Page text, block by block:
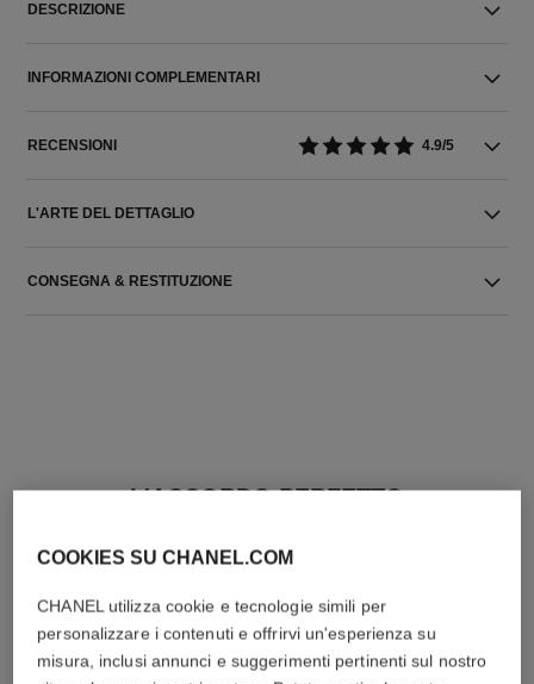
DESCRIZIONE
INFORMAZIONI COMPLEMENTARI
RECENSIONI 4.9/5
L'ARTE DEL DETTAGLIO
CONSEGNA & RESTITUZIONE
L'ACCORDO PERFETTO
COOKIES SU CHANEL.COM
CHANEL utilizza cookie e tecnologie simili per
personalizzare i contenuti e offrirvi un'esperienza su
misura, inclusi annunci e suggerimenti pertinenti sul nostro